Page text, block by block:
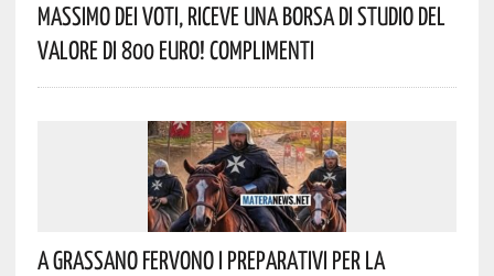
Massimo Dei Voti, Riceve Una Borsa Di Studio Del
Valore Di 800 Euro! Complimenti
A Grassano Fervono I Preparativi Per La